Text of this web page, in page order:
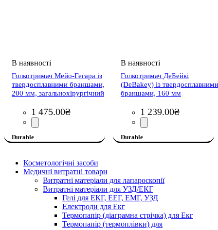
Голкотримач Мейо-Гегара із
твердосплавними браншами,
200 мм, загальнохірургічний
1 475.00₴
Durable
Голкотримач ДеБейкі
(DeBakey) із твердосплавними
браншами, 160 мм
1 239.00₴
Durable
Косметологічні засоби
Медичні витратні товари
Витратні матеріали для лапароскопії
Витратні матеріали для УЗД/ЕКГ
Гелі для ЕКГ, ЕЕГ, ЕМГ, УЗД
Електроди для Екг
Термопапір (діаграмна стрічка) для Екг
Термопапір (термоплівки) для